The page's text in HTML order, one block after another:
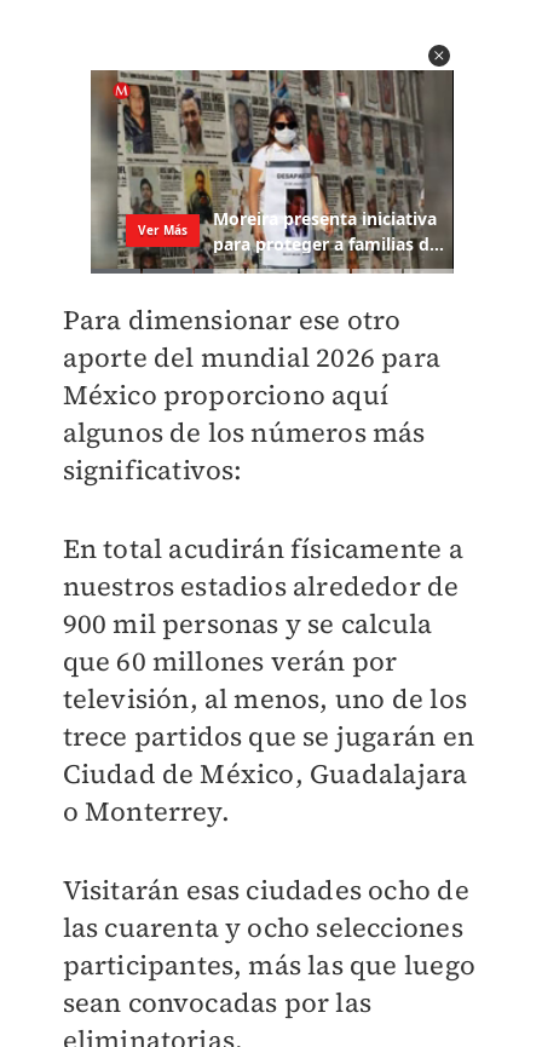
Para dimensionar ese otro
aporte del mundial 2026 para
México proporciono aquí
algunos de los números más
significativos:
En total acudirán físicamente a
nuestros estadios alrededor de
900 mil personas y se calcula
que 60 millones verán por
televisión, al menos, uno de los
trece partidos que se jugarán en
Ciudad de México, Guadalajara
o Monterrey.
Visitarán esas ciudades ocho de
las cuarenta y ocho selecciones
participantes, más las que luego
sean convocadas por las